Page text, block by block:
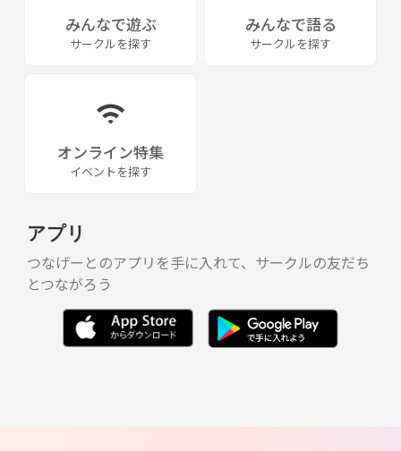
みんなで遊ぶ
サークルを探す
みんなで語る
サークルを探す
オンライン特集
イベントを探す
アプリ
つなげーとのアプリを手に入れて、サークルの友だち
とつながろう